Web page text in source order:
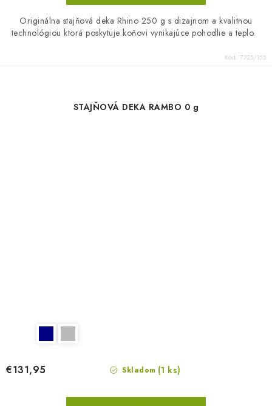
Originálna stajňová deka Rhino 250 g s dizajnom a kvalitnou
technológiou ktorá poskytuje koňovi vynikajúce pohodlie a teplo.
Kód: 7725/155
STAJŇOVÁ DEKA RAMBO 0 g
Skladom (1 ks)
€131,95